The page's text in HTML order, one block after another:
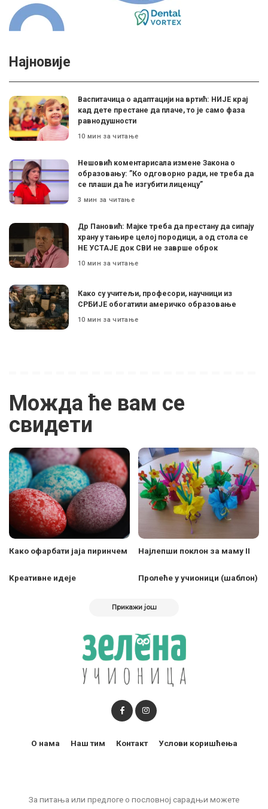
Најновије
Васпитачица о адаптацији на вртић: НИЈЕ крај
кад дете престане да плаче, то је само фаза
равнодушности
10 мин за читање
Нешовић коментарисала измене Закона о
образовању: ”Ко одговорно ради, не треба да
се плаши да ће изгубити лиценцу”
3 мин за читање
Др Пановић: Мајке треба да престану да сипају
храну у тањире целој породици, а од стола се
НЕ УСТАЈЕ док СВИ не заврше оброк
10 мин за читање
Како су учитељи, професори, научници из
СРБИЈЕ обогатили америчко образовање
10 мин за читање
Можда ће вам се
свидети
Како офарбати јаја пиринчем Најлепши поклон за маму II
Kреативне идеје Пролеће у учионици (шаблон)
Прикажи још
За питања или предлоге о пословној сарадњи можете
О нама Наш тим Контакт Услови коришћења